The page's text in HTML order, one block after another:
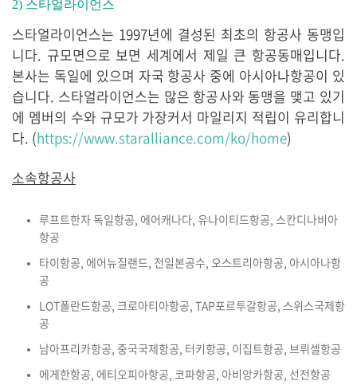
2) 스타얼라이언스
스타얼라이언스는 1997년에 결성된 최초의 항공사 동맹입
니다. 규모면으로 보면 세계에서 제일 큰 항공동매입니다.
본사는 독일에 있으며 자국 항공사 중에 아시아나항공이 있
습니다. 스타얼라이언스는 많은 항공사와 동맹을 맺고 있기
에 멤버의 수와 규모가 가장커서 마일리지 적립이 유리합니
다. (https://www.staralliance.com/ko/home)
소속항공사
루프트한자 독일항공, 에어캐나다, 유나이티드항공, 스칸디나비아
항공
타이항공, 에어뉴질랜드, 전일본공수, 오스트리아항공, 아시아나항
공
LOT폴란드항공, 크로아티아항공, TAP포르투갈항공, 스위스국제항
공
남아프리카항공, 중국국제항공, 터키항공, 이집트항공, 브뤼셀항공
에게한항공, 에티오피아항공, 코파항공, 아비앙카항공, 선전항공